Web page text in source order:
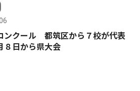
ンクール 都筑区から７校が代表
日から県大会